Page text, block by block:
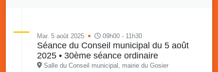
Mar. 5 août 2025 09h00 - 11h30
Séance du Conseil municipal du 5 août
2025 • 30ème séance ordinaire
Salle du Conseil municipal, mairie du Gosier